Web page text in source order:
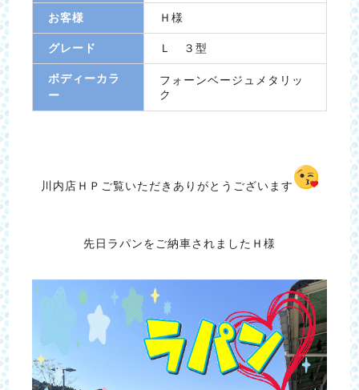
お客様 Ｈ様
グレード Ｌ ３型
ボディーカラ
ー
フォーンベージュメタリッ
ク
川内店ＨＰご覧いただきありがとうございます
先日ラパンをご納車されましたＨ様